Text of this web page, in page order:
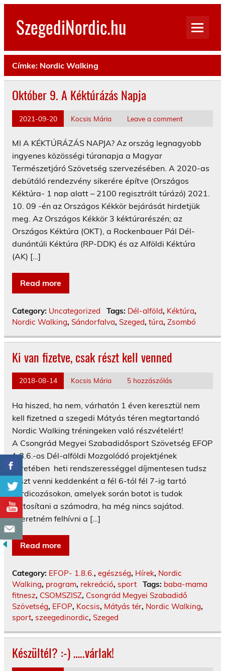
Skip
contentSzegediNordic.hu
Címke: Nordic Walking
Október 9. A Kéktúrázás Napja
2021-09-20 Kocsis Mária Leave a comment
MI A KÉKTÚRÁZÁS NAPJA? Az ország legnagyobb
ingyenes közösségi túranapja a Magyar
Természetjáró Szövetség szervezésében. A 2020-as
debütáló rendezvény sikerére építve (Országos
Kéktúra- 1 nap alatt – 2100 regisztrált túrázó) 2021.
10. 09 -én az Országos Kékkör bejárását hirdetjük
meg. Az Országos Kékkör 3 kéktúrarészén; az
Országos Kéktúra (OKT), a Rockenbauer Pál Dél-
dunántúli Kéktúra (RP-DDK) és az Alföldi Kéktúra
(AK) […]
Read more
Category: Uncategorized Tags: Dél-alföld, Kéktúra,
Nordic Walking, Sándorfalva, Szeged, túra, Zsombó
Ki van fizetve, csak részt kell venned
2018-08-14 Kocsis Mária 5 hozzászólás
Ha hiszed, ha nem, várhatón 1 éven keresztül nem
kell fizetned a szegedi Mátyás téren megtartandó
Nordic Walking tréningeken való részvételért!
A Csongrád Megyei Szabadidősport Szövetség EFOP
1.8.6.-os Dél-alföldi Mozgolódó projektjének
keretében heti rendszerességgel díjmentesen tudsz
részt venni keddenként a fél 6-tól fél 7-ig tartó
nordicozásokon, amelyek során botot is tudok
biztosítani a számodra, ha még nincs sajátod.
Szeretném felhívni a […]
Read more
Category: EFOP- 1.8.6., egészség, Hírek, Nordic
Walking, program, rekreáció, sport Tags: baba-mama
fitnesz, CSOMSZISZ, Csongrád Megyei Szabadidő
Szövetség, EFOP, Kocsis, Mátyás tér, Nordic Walking,
sport, szeegedinordic, Szeged
Készültél? :-) …..várlak!